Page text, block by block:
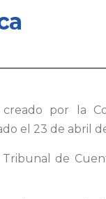
por la
el 23 de abril
de